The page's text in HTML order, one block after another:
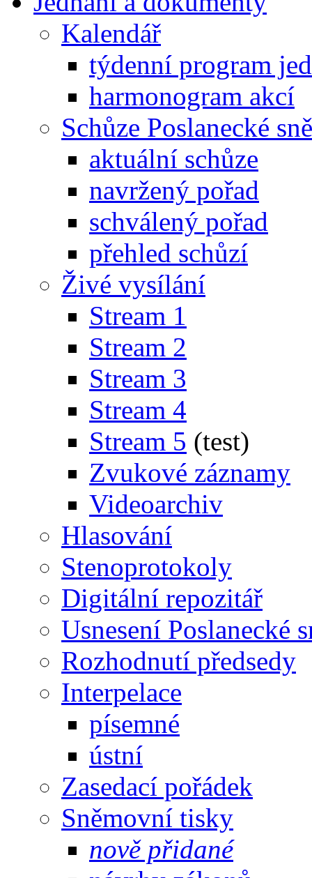
Kalendář
týdenní program
harmonogram akcí
Schůze Poslanecké
aktuální schůze
navržený pořad
schválený pořad
přehled schůzí
Živé vysílání
Stream 1
Stream 2
Stream 3
Stream 4
Stream 5 (test)
Zvukové záznamy
Videoarchiv
Hlasování
Stenoprotokoly
Digitální repozitář
Usnesení Poslanecké
Rozhodnutí předsedy
Interpelace
písemné
ústní
Zasedací pořádek
Sněmovní tisky
nově přidané